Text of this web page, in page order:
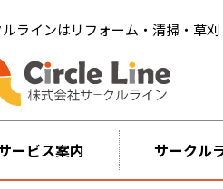
ラインはリフォーム・清掃・草
ービス案内 サークル